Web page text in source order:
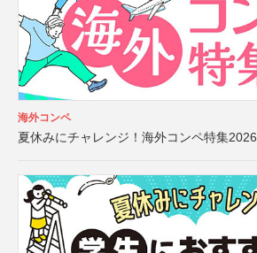
海外コンペ
夏休みにチャレンジ！海外コンペ特集2026